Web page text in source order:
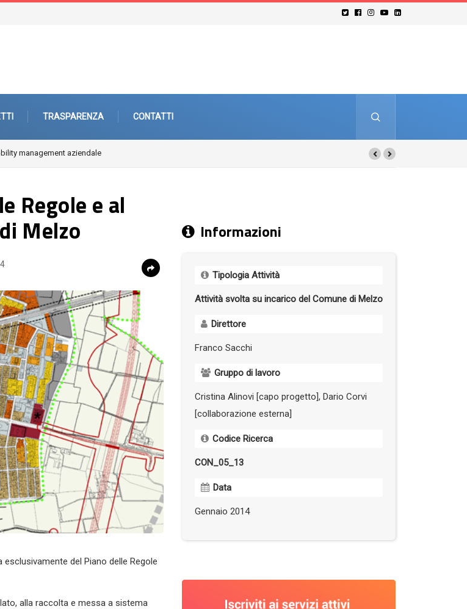
TRASPARENZA CONTATTI
Regole e al
Melzo
del Piano delle Regole
alla raccolta e messa a sistema
Informazioni
Tipologia Attività
Attività svolta su incarico del Comune di Melzo
Direttore
Franco Sacchi
Gruppo di lavoro
Cristina Alinovi [capo progetto], Dario Corvi
[collaborazione esterna]
Codice Ricerca
CON_05_13
Data
Gennaio 2014